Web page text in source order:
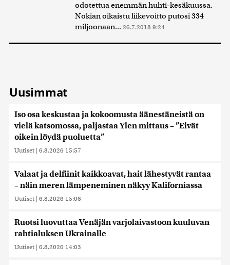
odotettua enemmän huhti-kesäkuussa.
Nokian oikaistu liikevoitto putosi 334
miljoonaan... 26.7.2018 9:24
Uusimmat
Iso osa keskustaa ja kokoomusta äänestäneistä on
vielä katsomossa, paljastaa Ylen mittaus – ”Eivät
oikein löydä puoluetta”
Uutiset | 6.8.2026 15:57
Valaat ja delfiinit kaikkoavat, hait lähestyvät rantaa
– näin meren lämpeneminen näkyy Kaliforniassa
Uutiset | 6.8.2026 15:06
Ruotsi luovuttaa Venäjän varjolaivastoon kuuluvan
rahtialuksen Ukrainalle
Uutiset | 6.8.2026 14:03